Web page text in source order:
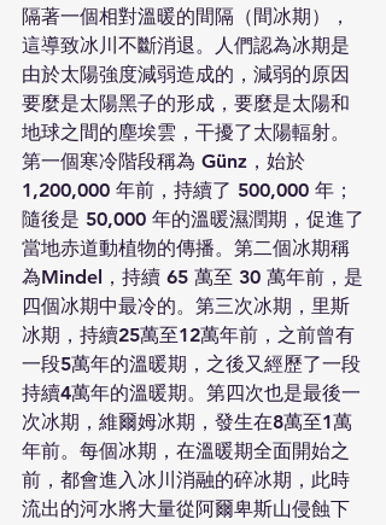
隔著一個相對溫暖的間隔（間冰期），
這導致冰川不斷消退。人們認為冰期是
由於太陽強度減弱造成的，減弱的原因
要麼是太陽黑子的形成，要麼是太陽和
地球之間的塵埃雲，干擾了太陽輻射。
第一個寒冷階段稱為 Günz，始於
1,200,000 年前，持續了 500,000 年；
隨後是 50,000 年的溫暖濕潤期，促進了
當地赤道動植物的傳播。第二個冰期稱
為Mindel，持續 65 萬至 30 萬年前，是
四個冰期中最冷的。第三次冰期，里斯
冰期，持續25萬至12萬年前，之前曾有
一段5萬年的溫暖期，之後又經歷了一段
持續4萬年的溫暖期。第四次也是最後一
次冰期，維爾姆冰期，發生在8萬至1萬
年前。每個冰期，在溫暖期全面開始之
前，都會進入冰川消融的碎冰期，此時
流出的河水將大量從阿爾卑斯山侵蝕下